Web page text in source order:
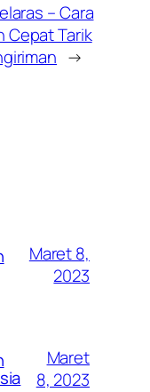
– Cara
Cepat Tarik
→
Maret 8,
2023
Maret
8, 2023